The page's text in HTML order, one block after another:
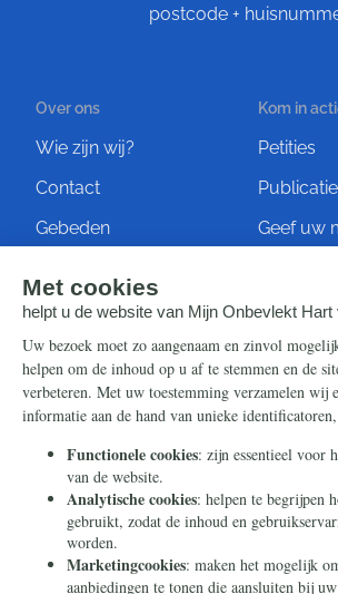
postcode +
Over ons
Wie zijn wij?
Contact
Gebeden
Kom in
Petities
Geef uw
Steun ons
Nieuwsbrief
Eenmalig
Maandelijks
Periodiek
Nalaten
Zelf overschrijven
Info
Contact
Ontvang
berichten